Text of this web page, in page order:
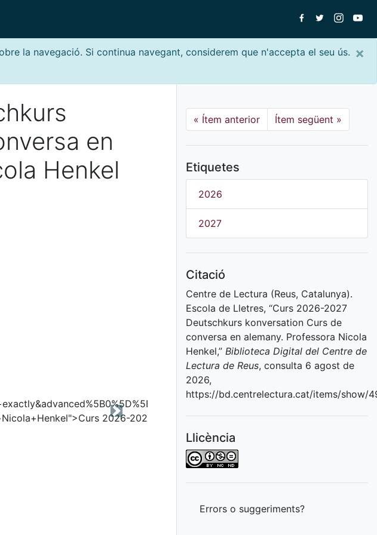
×
la navegació. Si continua navegant, considerem que n'accepta el seu ús.
en
Henkel
Next
« Ítem anterior Ítem següent »
Etiquetes
2026
2027
Citació
Centre de Lectura (Reus, Catalunya).
Escola de Lletres, “Curs 2026-2027
Deutschkurs konversation Curs de
conversa en alemany. Professora Nicola
Henkel,” Biblioteca Digital del Centre de
Lectura de Reus, consulta 6 agost de
2026,
https://bd.centrelectura.cat/items/show/
Llicència
Errors o suggeriments?